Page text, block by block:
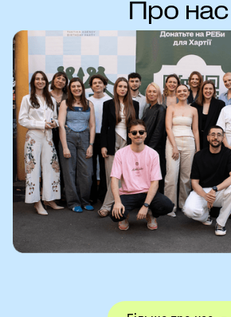
Про нас